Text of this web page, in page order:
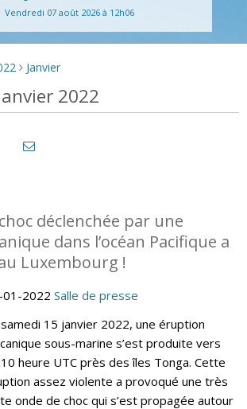
Vendredi 07 août 2026 à 12h06
> Janvier
2022
déclenchée par une
dans l’océan Pacifique a
Luxembourg !
01-2022 Salle de presse
15 janvier 2022, une éruption
sous-marine s’est produite vers
heure UTC près des îles Tonga. Cette
assez violente a provoqué une très
onde de choc qui s’est propagée autour